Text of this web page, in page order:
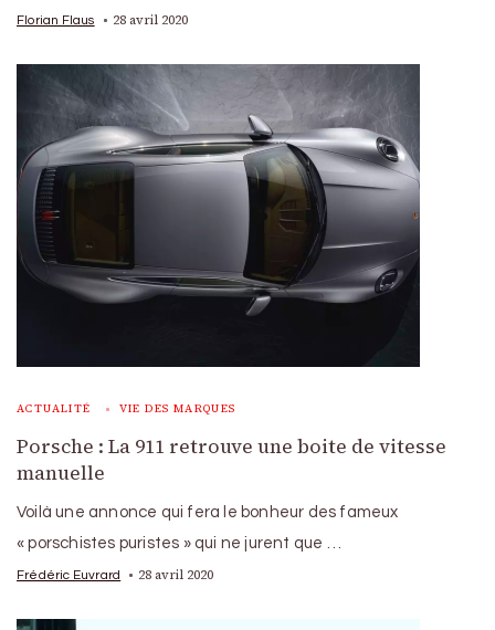
Florian Flaus 28 avril 2020
ACTUALITÉ VIE DES MARQUES
Porsche : La 911 retrouve une boite de vitesse
manuelle
Voilà une annonce qui fera le bonheur des fameux
« porschistes puristes » qui ne jurent que …
Frédéric Euvrard 28 avril 2020